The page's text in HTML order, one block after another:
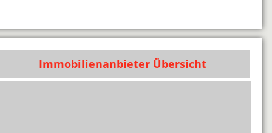
Immobilienanbieter Übersicht